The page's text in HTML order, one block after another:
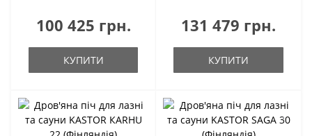
100 425 грн.
КУПИТИ
131 479 грн.
КУПИТИ